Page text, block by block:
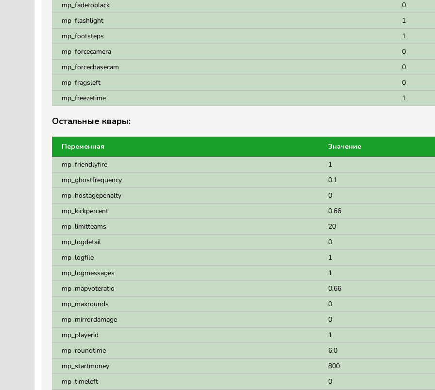
mp_fadetoblack
0
mp_flashlight
1
mp_footsteps
1
mp_forcecamera
0
mp_forcechasecam
0
mp_fragsleft
0
mp_freezetime
1
Остальные квары:
Переменная
Значение
mp_friendlyfire
1
mp_ghostfrequency
0.1
mp_hostagepenalty
0
mp_kickpercent
0.66
mp_limitteams
20
mp_logdetail
0
mp_logfile
1
mp_logmessages
1
mp_mapvoteratio
0.66
mp_maxrounds
0
mp_mirrordamage
0
mp_playerid
1
mp_roundtime
6.0
mp_startmoney
800
mp_timeleft
0